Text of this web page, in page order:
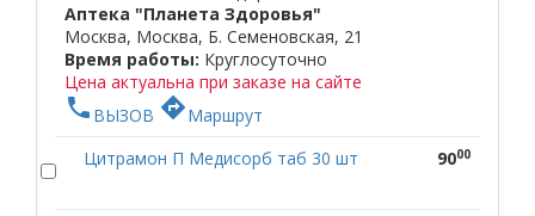
Аптека "Планета Здоровья"
Москва, Москва, Б. Семеновская, 21
Время работы: Круглосуточно
Цена актуальна при заказе на сайте
phone ВЫЗОВ directionsМаршрут
Цитрамон П Медисорб таб 30 шт
9000